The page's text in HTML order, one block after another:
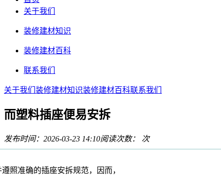
关于我们
装修建材知识
装修建材百科
联系我们
关于我们 装修建材知识装修建材百科联系我们
而塑料插座便易安拆
发布时间：2026-03-23 14:10阅读次数： 次
准确的插座安拆规范，因而，